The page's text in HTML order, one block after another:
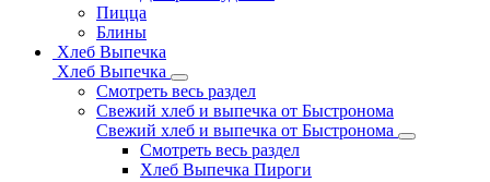
Пицца
Блины
Хлеб Выпечка
Хлеб Выпечка
Смотреть весь раздел
Свежий хлеб и выпечка от Быстронома
Свежий хлеб и выпечка от Быстронома
Смотреть весь раздел
Хлеб Выпечка Пироги